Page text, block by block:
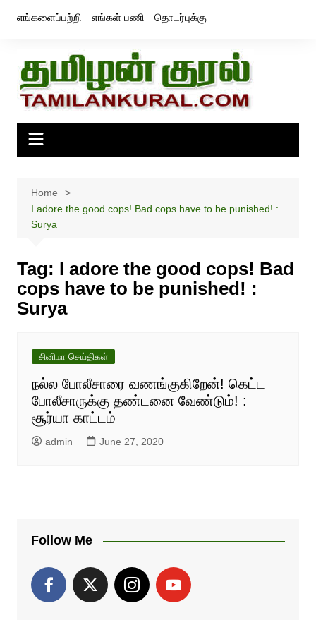
எங்களைப்பற்றி எங்கள் பணி தொடர்புக்கு
Home
I adore the good cops! Bad cops have to be punished! :
Surya
Tag: I adore the good cops! Bad
cops have to be punished! :
Surya
சினிமா செய்திகள்
நல்ல போலீசாரை வணங்குகிறேன்! கெட்ட
போலீசாருக்கு தண்டனை வேண்டும்! :
சூர்யா காட்டம்
admin June 27, 2020
Follow Me